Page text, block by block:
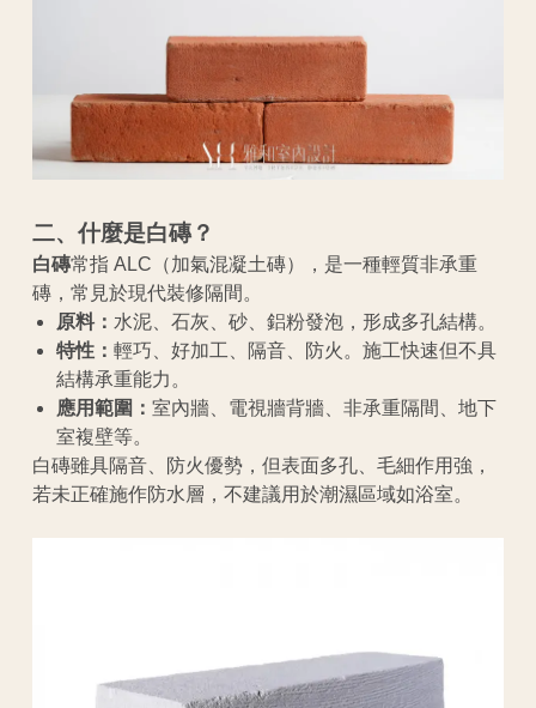
二、什麼是白磚？
白磚常指 ALC（加氣混凝土磚），是一種輕質非承重
磚，常見於現代裝修隔間。
原料： 水泥、石灰、砂、鋁粉發泡，形成多孔結構。
特性： 輕巧、好加工、隔音、防火。施工快速但不具
結構承重能力。
應用範圍： 室內牆、電視牆背牆、非承重隔間、地下
室複壁等。
白磚雖具隔音、防火優勢，但表面多孔、毛細作用強，
若未正確施作防水層，不建議用於潮濕區域如浴室。